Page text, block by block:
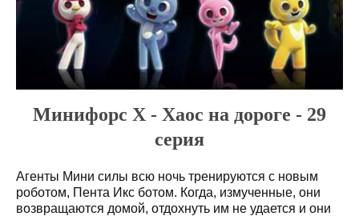
Минифорс X - Хаос на дороге - 29
серия
Агенты Мини силы всю ночь тренируются с новым
роботом, Пента Икс ботом. Когда, измученные, они
возвращаются домой, отдохнуть им не удается и они